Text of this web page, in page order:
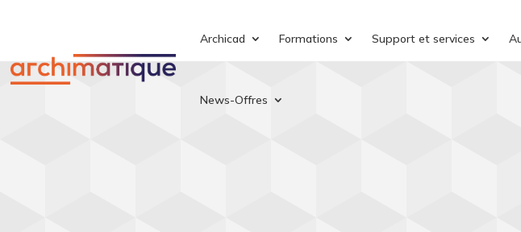
Archicad Formations Support et services
News-Offres